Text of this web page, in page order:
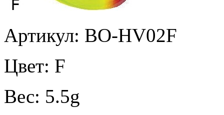
Артикул: BO-HV02F
Цвет: F
Вес: 5.5g